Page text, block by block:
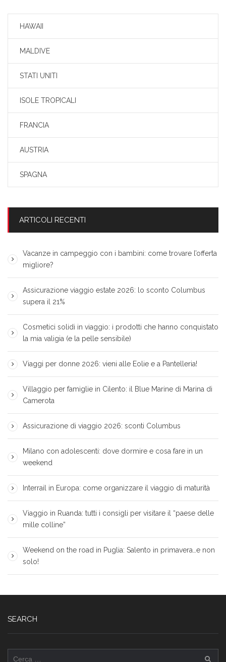
HAWAII
MALDIVE
STATI UNITI
ISOLE TROPICALI
FRANCIA
AUSTRIA
SPAGNA
ARTICOLI RECENTI
Vacanze in campeggio con i bambini: come trovare l’offerta
migliore?
Assicurazione viaggio estate 2026: lo sconto Columbus
supera il 21%
Cosmetici solidi in viaggio: i prodotti che hanno conquistato
la mia valigia (e la pelle sensibile)
Viaggi per donne 2026: vieni alle Eolie e a Pantelleria!
Villaggio per famiglie in Cilento: il Blue Marine di Marina di
Camerota
Assicurazione di viaggio 2026: sconti Columbus
Milano con adolescenti: dove dormire e cosa fare in un
weekend
Interrail in Europa: come organizzare il viaggio di maturità
Viaggio in Ruanda: tutti i consigli per visitare il “paese delle
mille colline”
Weekend on the road in Puglia: Salento in primavera…e non
solo!
SEARCH